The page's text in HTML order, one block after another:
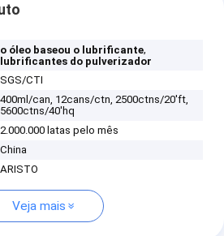
o óleo baseou o lubrificante,
lubrificantes do pulverizador
SGS/CTI
400ml/can, 12cans/ctn, 2500ctns/20'ft,
5600ctns/40'hq
2.000.000 latas pelo mês
China
ARISTO
Veja mais